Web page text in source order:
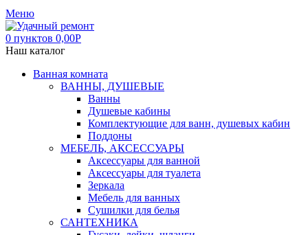
Меню
0 пунктов 0,00Р
Наш каталог
Ванная комната
ВАННЫ, ДУШЕВЫЕ
Ванны
Душевые кабины
Комплектующие для ванн, душевых кабин
Поддоны
МЕБЕЛЬ, АКСЕССУАРЫ
Аксессуары для ванной
Аксессуары для туалета
Зеркала
Мебель для ванных
Сушилки для белья
САНТЕХНИКА